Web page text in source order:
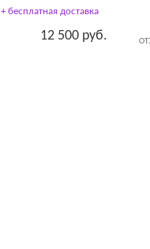
+ бесплатная доставка
12 500 руб.